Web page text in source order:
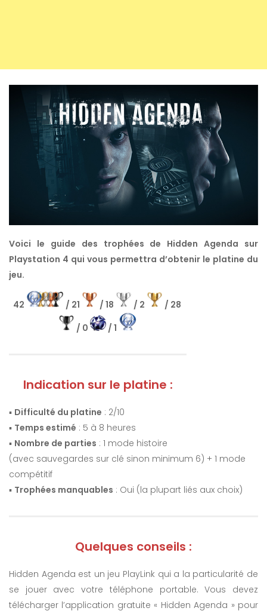
Voici le guide des trophées de Hidden Agenda sur
Playstation 4 qui vous permettra d’obtenir le platine du
jeu.
42 / 21 / 18 / 2
/ 28
/ 0
/ 1
Indication sur le platine :
▪️ Difficulté du platine : 2/10
▪️ Temps estimé : 5 à 8 heures
▪️ Nombre de parties : 1 mode histoire
(avec sauvegardes sur clé sinon minimum 6) + 1 mode
compétitif
▪️ Trophées manquables : Oui (la plupart liés aux choix)
Quelques conseils :
Hidden Agenda est un jeu PlayLink qui a la particularité de
se jouer avec votre téléphone portable. Vous devez
télécharger l’application gratuite « Hidden Agenda » pour